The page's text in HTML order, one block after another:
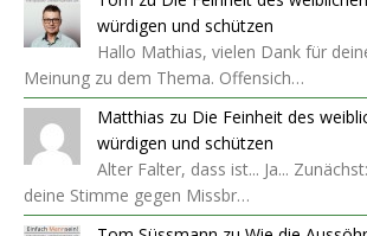
würdigen und schützen
Hallo Mathias, vielen Dank für
Meinung zu dem Thema. Offensich…
Matthias zu Die Feinheit des
würdigen und schützen
Alter Falter, dass ist... Ja...
deine Stimme gegen Missbr…